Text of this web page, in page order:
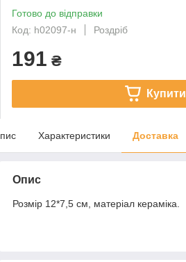
Готово до відправки
Код: h02097-н
Роздріб
191 ₴
Купити
Характеристики Доставка
Опис
Розмір 12*7,5 см, матеріал кераміка.